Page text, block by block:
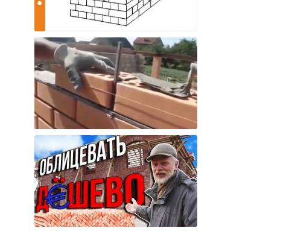
Стена в один кирпич для
одноэтажного дома, плюсы и минусы?
Как правильно класть кирпич. Как
сделать идеальные швы!